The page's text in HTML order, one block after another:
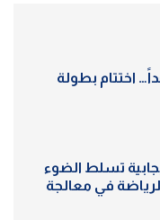
37 واعداً… اختتام بطولة
تسلط الضوء
في معالجة